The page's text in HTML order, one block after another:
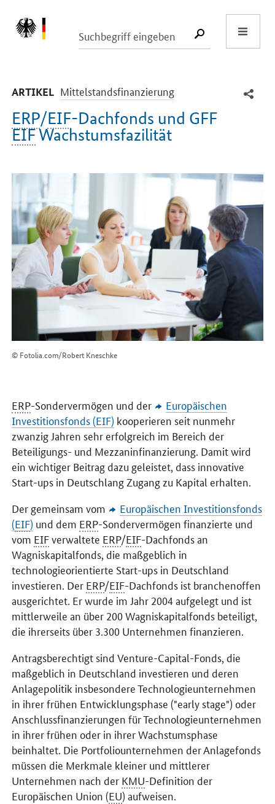
SUCHE
ARTIKEL -
Mittelstandsfinanzierung
ERP/EIF-Dachfonds und GFF
EIFWachstumsfazilität
© Fotolia.com/Robert Kneschke
ERP-Sondervermögen und der
Europäischen
Investitionsfonds (EIF) kooperieren seit nunmehr
zwanzig Jahren sehr erfolgreich im Bereich der
Beteiligungs- und Mezzaninfinanzierung. Damit wird
ein wichtiger Beitrag dazu geleistet, dass innovative
Start-ups in Deutschlang Zugang zu Kapital erhalten.
Der gemeinsam vom
Europäischen Investitionsfonds
(EIF) und dem ERP-Sondervermögen finanzierte und
vom EIFverwaltete ERP/EIF-Dachfonds an
Wagniskapitalfonds, die maßgeblich in
technologieorientierte Start-ups in Deutschland
investieren. Der ERP/EIF-Dachfonds ist branchenoffen
ausgerichtet. Er wurde im Jahr 2004 aufgelegt und ist
mittlerweile an über 200 Wagniskapitalfonds beteiligt,
die ihrerseits über 3.300 Unternehmen finanzieren.
Antragsberechtigt sindVenture-Capital-Fonds, die
maßgeblich in Deutschland investieren und deren
Anlagepolitik insbesondere Technologieunternehmen
in ihrer frühen Entwicklungsphase ("early stage") oder
Anschlussfinanzierungen für Technologieunternehmen
in ihrer frühen oder in ihrer Wachstumsphase
beinhaltet. Die Portfoliounternehmen der Anlagefonds
müssen die Merkmale kleiner und mittlerer
Unternehmen nach der KMU-Definition der
Europäischen Union (EU) aufweisen.